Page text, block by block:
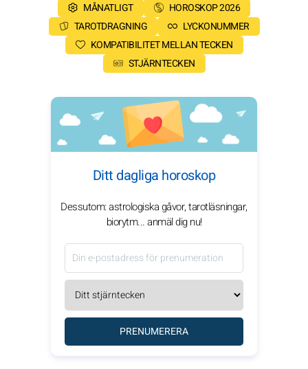
MÅNATLIGT
HOROSKOP 2026
TAROTDRAGNING
LYCKONUMMER
KOMPATIBILITET MELLAN TECKEN
STJÄRNTECKEN
Ditt dagliga horoskop
Dessutom: astrologiska gåvor, tarotläsningar,
biorytm... anmäl dig nu!
PRENUMERERA